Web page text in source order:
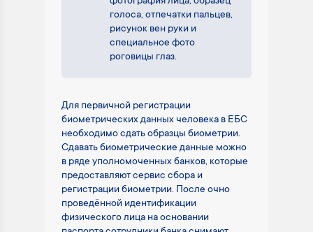
голоса, отпечатки пальцев,
рисунок вен руки и
специальное фото
роговицы глаз.
Для первичной регистрации
биометрических данных человека в ЕБС
необходимо сдать образцы биометрии.
Сдавать биометрические данные можно
в ряде уполномоченных банков, которые
предоставляют сервис сбора и
регистрации биометрии. После очно
проведённой идентификации
физического лица на основании